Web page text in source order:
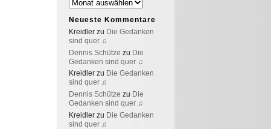
Neueste Kommentare
Kreidler zu Die Gedanken
sind quer ♫
Dennis Schütze zu Die
Gedanken sind quer ♫
Kreidler zu Die Gedanken
sind quer ♫
Dennis Schütze zu Die
Gedanken sind quer ♫
Kreidler zu Die Gedanken
sind quer ♫